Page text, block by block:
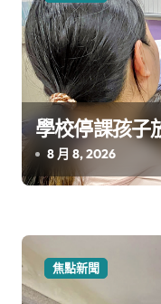
學校停課孩子
8 月 8, 2026
焦點新聞